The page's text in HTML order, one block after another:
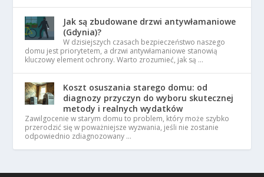
Jak są zbudowane drzwi antywłamaniowe
(Gdynia)?
W dzisiejszych czasach bezpieczeństwo naszego
domu jest priorytetem, a drzwi antywłamaniowe stanowią
kluczowy element ochrony. Warto zrozumieć, jak są …
Koszt osuszania starego domu: od
diagnozy przyczyn do wyboru skutecznej
metody i realnych wydatków
Zawilgocenie w starym domu to problem, który może szybko
przerodzić się w poważniejsze wyzwania, jeśli nie zostanie
odpowiednio zdiagnozowany …